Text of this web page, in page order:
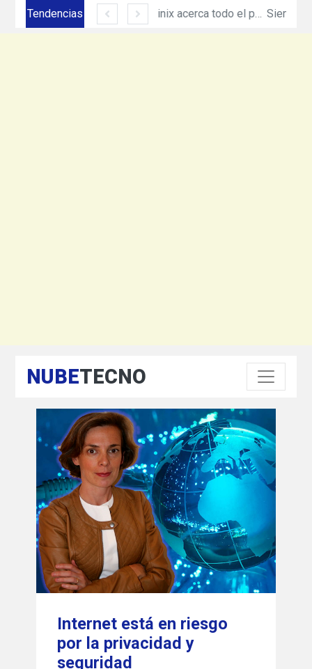
Tendencias
Siemens México amplía su presencia en Ciudad Juárez con inversión de más de 330 mdp Equinix acerca todo el poder de cómputo e inteligencia artificial de NVIDIA DGX con nuevo servicio
NUBETECNO
Internet está en riesgo
por la privacidad y
seguridad